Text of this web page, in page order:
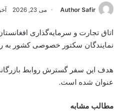
Author Safir می 23, 2026
نمایندگان سکتور خصوصی کشور به
هدف این سفر گسترش روابط
عنوان شده است.
مطالب مشابه